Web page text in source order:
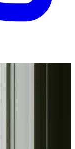
og omegn.
til